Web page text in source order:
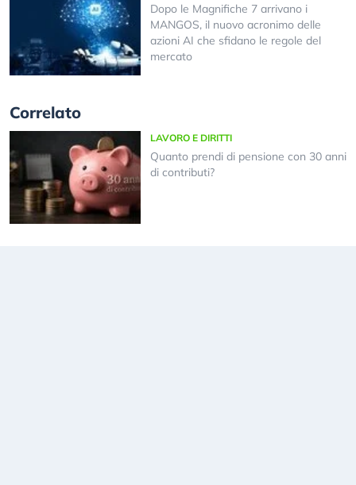
Dopo le Magnifiche 7 arrivano i
MANGOS, il nuovo acronimo delle
azioni AI che sfidano le regole del
mercato
Correlato
LAVORO E DIRITTI
Quanto prendi di pensione con 30 anni
di contributi?